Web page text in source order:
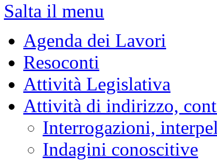
Salta il menu
Agenda dei Lavori
Resoconti
Attività Legislativa
Attività di indirizzo,
Interrogazioni,
Indagini conoscitive